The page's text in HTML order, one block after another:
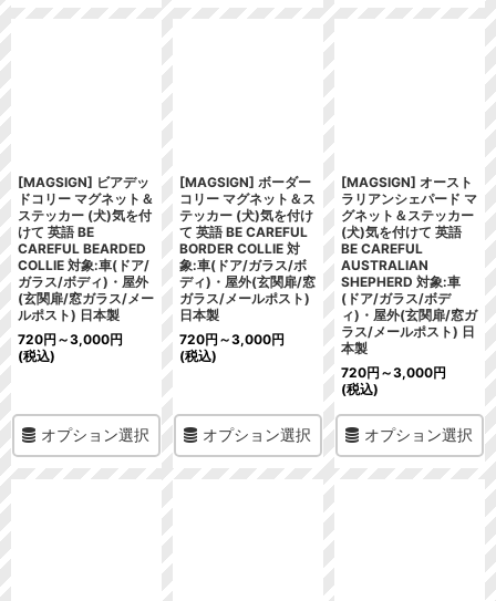
[MAGSIGN] ビアデッ
ドコリー マグネット＆
ステッカー (犬)気を付
けて 英語 BE
CAREFUL BEARDED
COLLIE 対象:車(ドア/
ガラス/ボディ)・屋外
(玄関扉/窓ガラス/メー
ルポスト) 日本製
720円 ～3,000円
(税込)
オプション選択
[MAGSIGN] ボーダー
コリー マグネット＆ス
テッカー (犬)気を付け
て 英語 BE CAREFUL
BORDER COLLIE 対
象:車(ドア/ガラス/ボ
ディ)・屋外(玄関扉/窓
ガラス/メールポスト)
日本製
720円 ～3,000円
(税込)
オプション選択
[MAGSIGN] オースト
ラリアンシェパード マ
グネット＆ステッカー
(犬)気を付けて 英語
BE CAREFUL
AUSTRALIAN
SHEPHERD 対象:車
(ドア/ガラス/ボデ
ィ)・屋外(玄関扉/窓ガ
ラス/メールポスト) 日
本製
720円 ～3,000円
(税込)
オプション選択